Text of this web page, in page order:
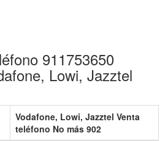
911753650
Lowi, Jazztel
Vodafone, Lowi, Jazztel Venta
teléfono No más 902